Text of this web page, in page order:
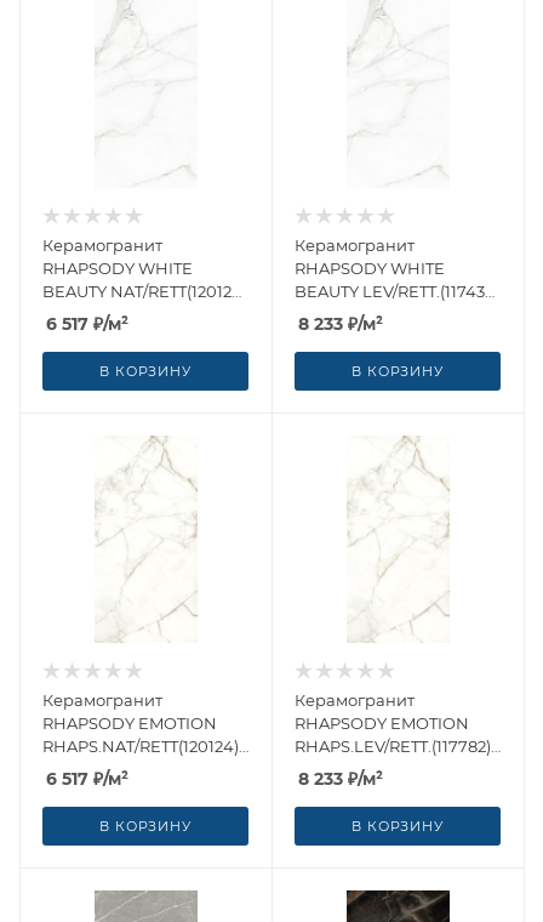
Керамогранит
RHAPSODY WHITE
BEAUTY NAT/RETT(120126)
60x120 от Naxos Ceramica
(Италия)
6 517 ₽/м²
В КОРЗИНУ
Керамогранит
RHAPSODY WHITE
BEAUTY LEV/RETT.(117432)
60x120 от Naxos Ceramica
(Италия)
8 233 ₽/м²
В КОРЗИНУ
Керамогранит
RHAPSODY EMOTION
RHAPS.NAT/RETT(120124)
60x120 от Naxos Ceramica
(Италия)
6 517 ₽/м²
В КОРЗИНУ
Керамогранит
RHAPSODY EMOTION
RHAPS.LEV/RETT.(117782)
60x120 от Naxos Ceramica
(Италия)
8 233 ₽/м²
В КОРЗИНУ